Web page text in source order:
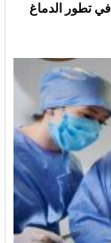
تطور الدماغ